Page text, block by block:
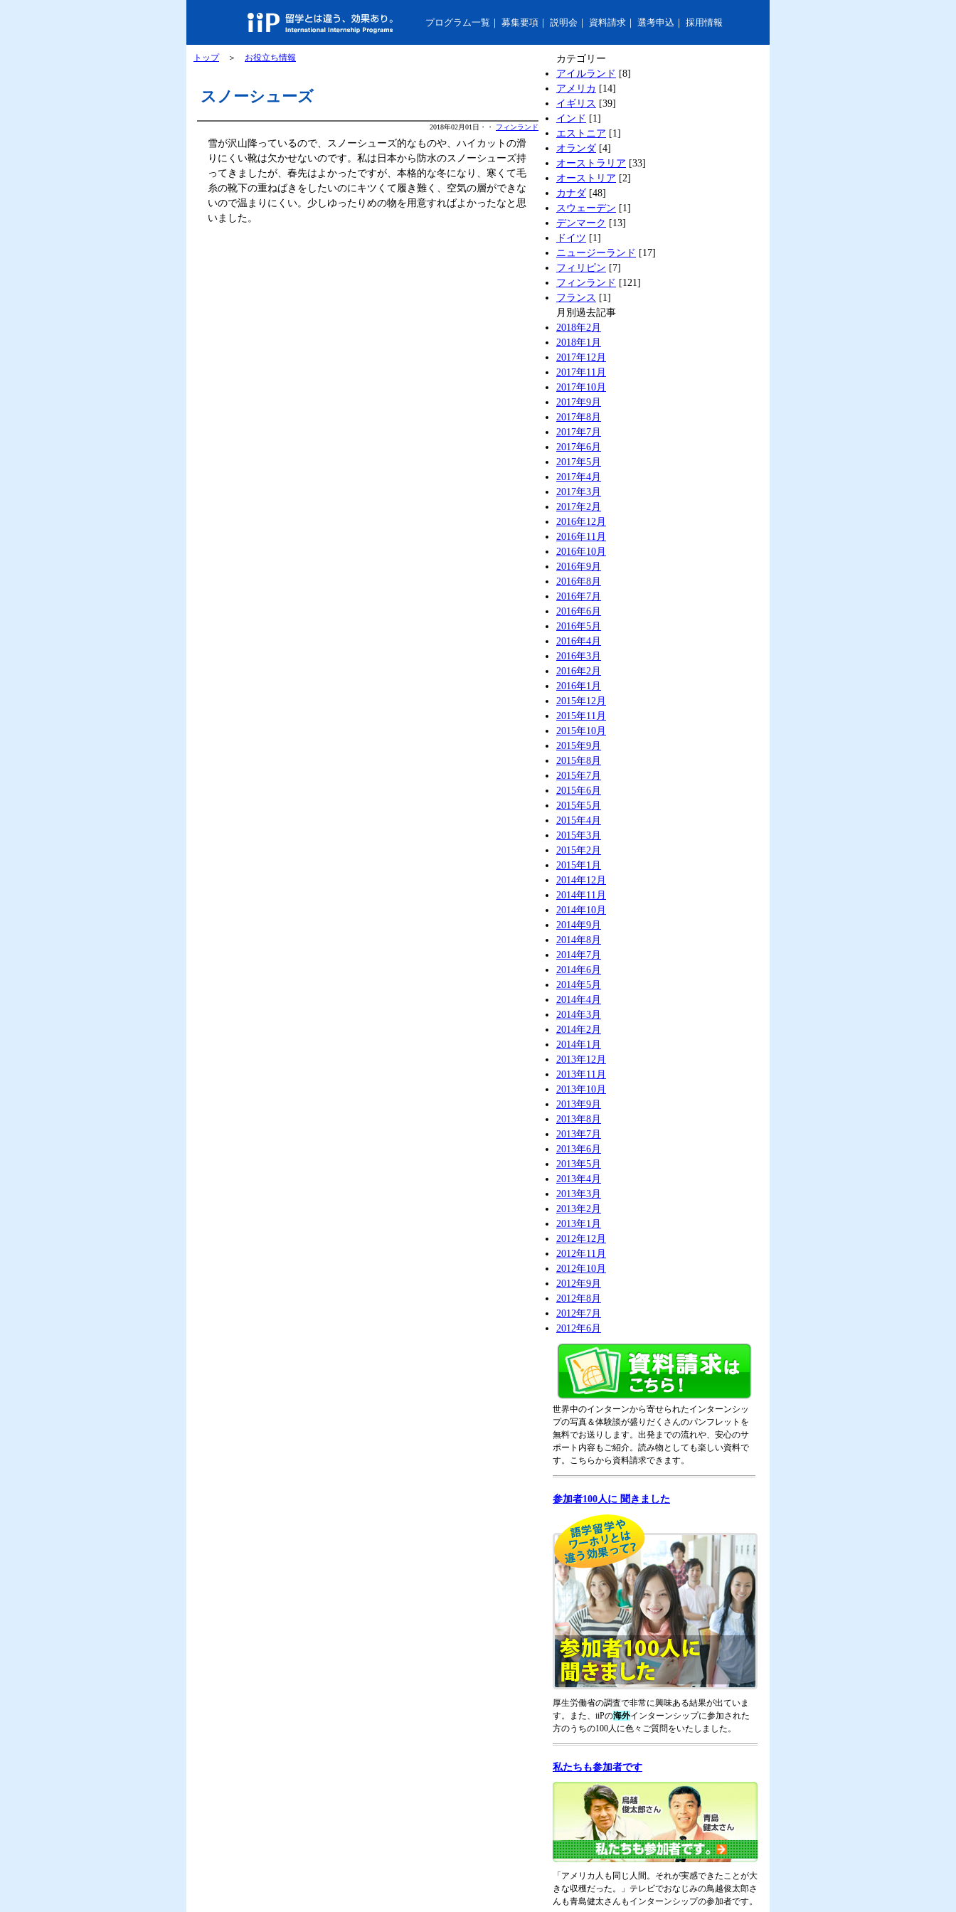
プログラム一覧 ｜ 募集要項 ｜ 説明会 ｜ 資料請求 ｜ 選考申込 ｜ 採用情報
トップ＞ お役立ち情報
スノーシューズ
2018年02月01日・・ フィンランド
雪が沢山降っているので、スノーシューズ的なものや、ハイカットの滑
りにくい靴は欠かせないのです。私は日本から防水のスノーシューズ持
ってきましたが、春先はよかったですが、本格的な冬になり、寒くて毛
糸の靴下の重ねばきをしたいのにキツくて履き難く、空気の層ができな
いので温まりにくい。少しゆったりめの物を用意すればよかったなと思
いました。
カテゴリー
アイルランド [8]
アメリカ [14]
イギリス [39]
インド [1]
エストニア [1]
オランダ [4]
オーストラリア [33]
オーストリア [2]
カナダ [48]
スウェーデン [1]
デンマーク [13]
ドイツ [1]
ニュージーランド [17]
フィリピン [7]
フィンランド [121]
フランス [1]
月別過去記事
2018年2月
2018年1月
2017年12月
2017年11月
2017年10月
2017年9月
2017年8月
2017年7月
2017年6月
2017年5月
2017年4月
2017年3月
2017年2月
2016年12月
2016年11月
2016年10月
2016年9月
2016年8月
2016年7月
2016年6月
2016年5月
2016年4月
2016年3月
2016年2月
2016年1月
2015年12月
2015年11月
2015年10月
2015年9月
2015年8月
2015年7月
2015年6月
2015年5月
2015年4月
2015年3月
2015年2月
2015年1月
2014年12月
2014年11月
2014年10月
2014年9月
2014年8月
2014年7月
2014年6月
2014年5月
2014年4月
2014年3月
2014年2月
2014年1月
2013年12月
2013年11月
2013年10月
2013年9月
2013年8月
2013年7月
2013年6月
2013年5月
2013年4月
2013年3月
2013年2月
2013年1月
2012年12月
2012年11月
2012年10月
2012年9月
2012年8月
2012年7月
2012年6月
世界中のインターンから寄せられたインターンシッ
プの写真＆体験談が盛りだくさんのパンフレットを
無料でお送りします。出発までの流れや、安心のサ
ポート内容もご紹介。読み物としても楽しい資料で
す。こちらから資料請求できます。
参加者100人に 聞きました
厚生労働省の調査で非常に興味ある結果が出ていま
す。また、iiPの海外インターンシップに参加された
方のうちの100人に色々ご質問をいたしました。
私たちも参加者です
「アメリカ人も同じ人間。それが実感できたことが大
きな収穫だった。」テレビでおなじみの鳥越俊太郎さ
んも青島健太さんもインターンシップの参加者です。